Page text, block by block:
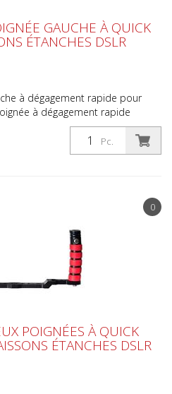
Pc.
GAUCHE À QUICK
ÉTANCHES DSLR
à dégagement rapide pour
à dégagement rapide
retirer facilement les com...
0
POIGNÉES À QUICK
ÉTANCHES DSLR